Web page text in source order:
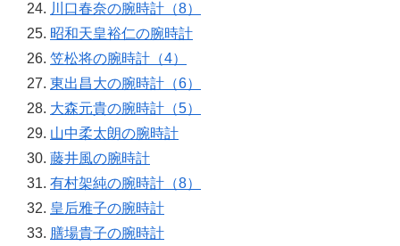
川口春奈の腕時計（8）
昭和天皇裕仁の腕時計
笠松将の腕時計（4）
東出昌大の腕時計（6）
大森元貴の腕時計（5）
山中柔太朗の腕時計
藤井風の腕時計
有村架純の腕時計（8）
皇后雅子の腕時計
膳場貴子の腕時計